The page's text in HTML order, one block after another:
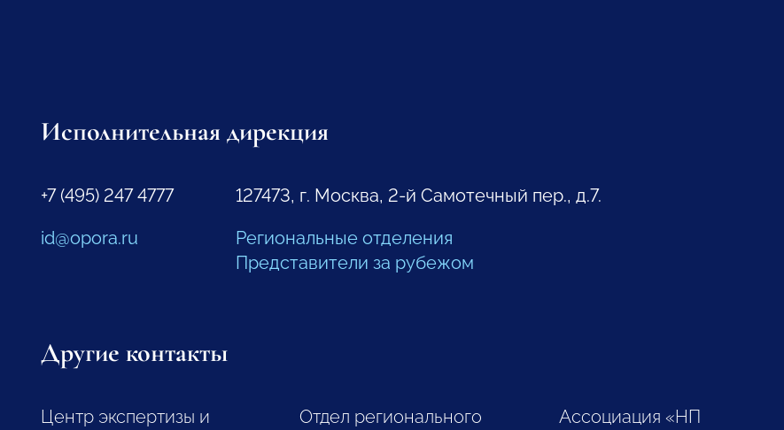
Исполнительная дирекция
+7 (495) 247 4777
id@opora.ru
127473, г. Москва, 2-й Самотечный пер., д.7.
Региональные отделения
Представители за рубежом
Другие контакты
Центр экспертизы и
Отдел регионального
Ассоциация «НП